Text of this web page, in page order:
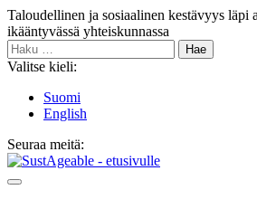
Siirry
sisältöön
Taloudellinen ja sosiaalinen kestävyys läpi
ikääntyvässä yhteiskunnassa
Haku:
Valitse kieli:
Suomi
English
Seuraa meitä:
Bluesky
Main